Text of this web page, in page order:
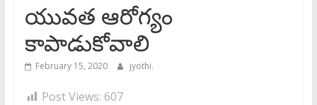
యువత ఆరోగ్యం
కాపాడుకోవాలి
February 15, 2020 jyothi.
Post Views: 607